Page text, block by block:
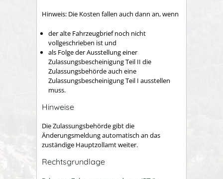
Hinweis: Die Kosten fallen auch dann an, wenn
der alte Fahrzeugbrief noch nicht
vollgeschrieben ist und
als Folge der Ausstellung einer
Zulassungsbescheinigung Teil II die
Zulassungsbehörde auch eine
Zulassungsbescheinigung Teil I ausstellen
muss.
Hinweise
Die Zulassungsbehörde gibt die
Änderungsmeldung automatisch an das
zuständige Hauptzollamt weiter.
Rechtsgrundlage